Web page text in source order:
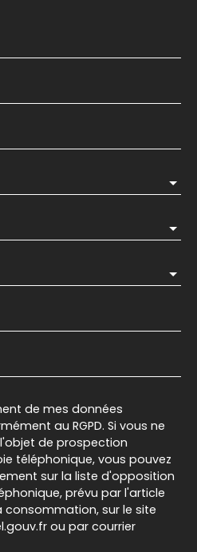
de mes données
au RGPD. Si vous ne
de prospection
téléphonique, vous pouvez
sur la liste d'opposition
prévu par l'article
consommation, sur le site
ou par courrier